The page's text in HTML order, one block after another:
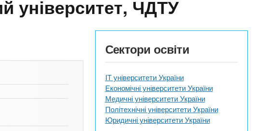
університет, ЧДТУ
Сектори освіти
IT університети України
Економічні університети України
Медичні університети України
Політехнічні університети України
Юридичні університети України